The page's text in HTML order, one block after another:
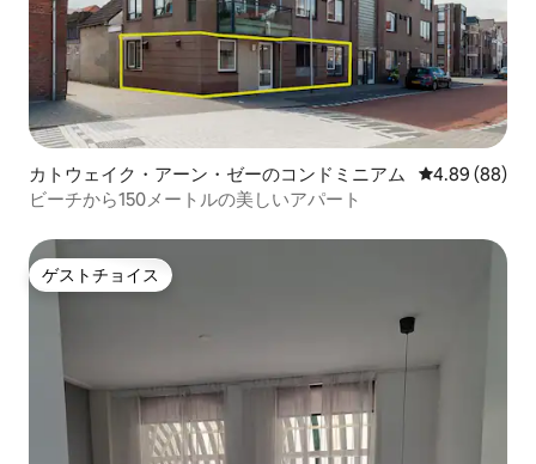
カトウェイク・アーン・ゼーのコンドミニアム レビュー88件
4.89 (88)
ビーチから150メートルの美しいアパート
ゲストチョイス
ゲストチョイス